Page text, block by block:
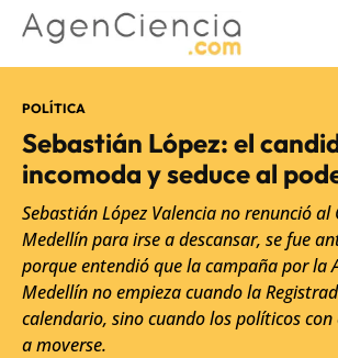
POLÍTICA
Sebastián López: el
incomoda y seduce al
Sebastián López Valencia no renunció al
Medellín para irse a descansar, se fue
porque entendió que la campaña por la
Medellín no empieza cuando la
calendario, sino cuando los políticos
a moverse.